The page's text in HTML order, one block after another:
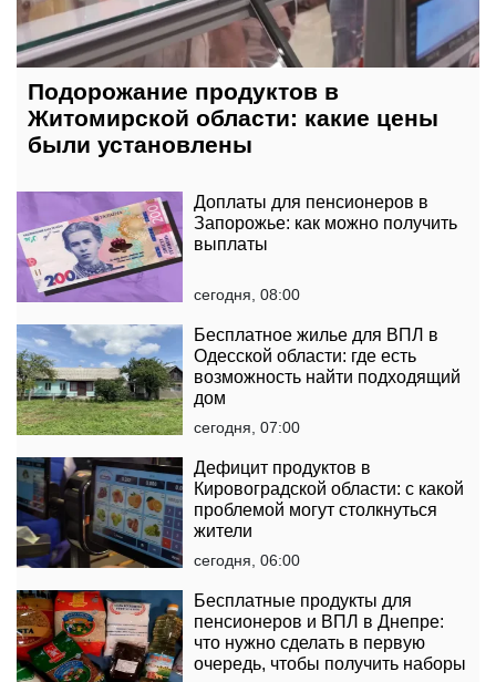
Подорожание продуктов в
Житомирской области: какие цены
были установлены
Доплаты для пенсионеров в
Запорожье: как можно получить
выплаты
сегодня, 08:00
Бесплатное жилье для ВПЛ в
Одесской области: где есть
возможность найти подходящий
дом
сегодня, 07:00
Дефицит продуктов в
Кировоградской области: с какой
проблемой могут столкнуться
жители
сегодня, 06:00
Бесплатные продукты для
пенсионеров и ВПЛ в Днепре:
что нужно сделать в первую
очередь, чтобы получить наборы